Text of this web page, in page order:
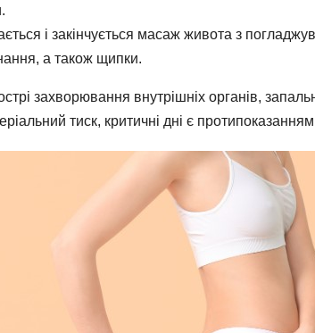
і закінчується масаж живота з
а також щипки.
захворювання внутрішніх органів,
тиск, критичні дні є